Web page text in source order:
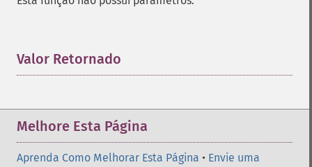
Valor Retornado
Melhore Esta Página
Aprenda Como Melhorar Esta Página • Envie uma